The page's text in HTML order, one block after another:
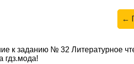
←
к заданию № 32 Литературное
гдз.мода!